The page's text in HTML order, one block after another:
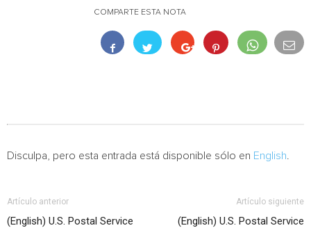
COMPARTE ESTA NOTA
Disculpa, pero esta entrada está disponible sólo en English
Artículo anterior
(English) U.S. Postal Service
Artículo siguiente
(English) U.S. Postal Service